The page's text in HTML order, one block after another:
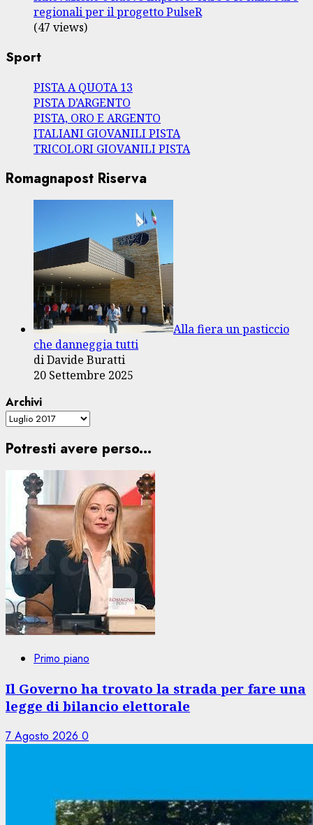
regionali per il progetto PulseR
(47 views)
Sport
PISTA A QUOTA 13
PISTA D’ARGENTO
PISTA, ORO E ARGENTO
ITALIANI GIOVANILI PISTA
TRICOLORI GIOVANILI PISTA
Romagnapost Riserva
Alla fiera un pasticcio
che danneggia tutti
di Davide Buratti
20 Settembre 2025
Archivi
Potresti avere perso...
Primo piano
Il Governo ha trovato la strada per fare una
legge di bilancio elettorale
7 Agosto 2026 0